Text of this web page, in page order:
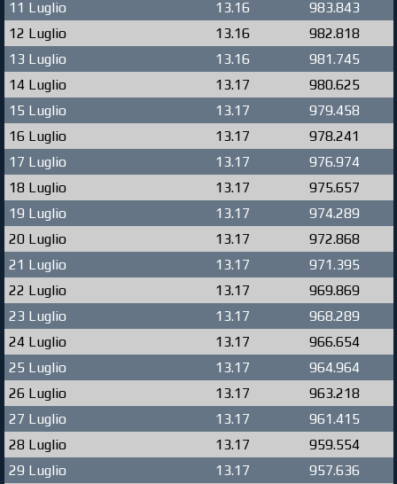
11 Luglio
13.16
983.843
12 Luglio
13.16
982.818
13 Luglio
13.16
981.745
14 Luglio
13.17
980.625
15 Luglio
13.17
979.458
16 Luglio
13.17
978.241
17 Luglio
13.17
976.974
18 Luglio
13.17
975.657
19 Luglio
13.17
974.289
20 Luglio
13.17
972.868
21 Luglio
13.17
971.395
22 Luglio
13.17
969.869
23 Luglio
13.17
968.289
24 Luglio
13.17
966.654
25 Luglio
13.17
964.964
26 Luglio
13.17
963.218
27 Luglio
13.17
961.415
28 Luglio
13.17
959.554
29 Luglio
13.17
957.636